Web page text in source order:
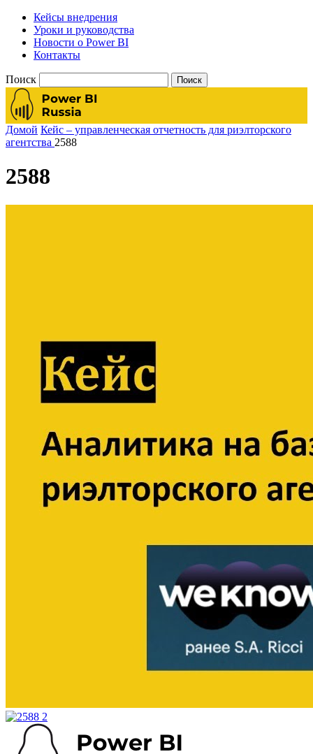
Кейсы внедрения
Уроки и руководства
Новости о Power BI
Контакты
Поиск
Домой Кейс – управленческая отчетность для риэлторского
агентства 2588
2588